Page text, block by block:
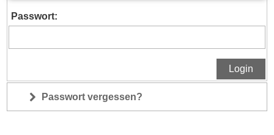
Passwort:
Login
Passwort vergessen?